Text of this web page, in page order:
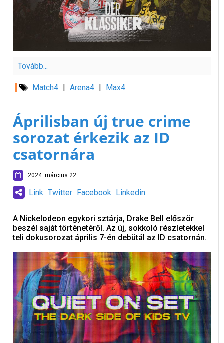
Tovább...
Match4 | Arena4 | Max4
Áprilisban új true crime
sorozat érkezik az ID
csatornára
2024. március 22.
Link Twitter Facebook Linkedin
A Nickelodeon egykori sztárja, Drake Bell először
beszél saját történetéről. Az új, sokkoló részletekkel
teli dokusorozat április 7-én debütál az ID csatornán.